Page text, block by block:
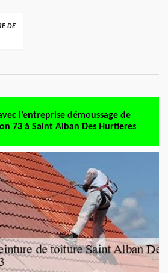
DE
l’entreprise démoussage de
73 à Saint Alban Des Hurtieres